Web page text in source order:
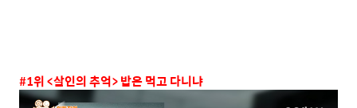
#1위<살인의 추억>밥은 먹고 다니냐